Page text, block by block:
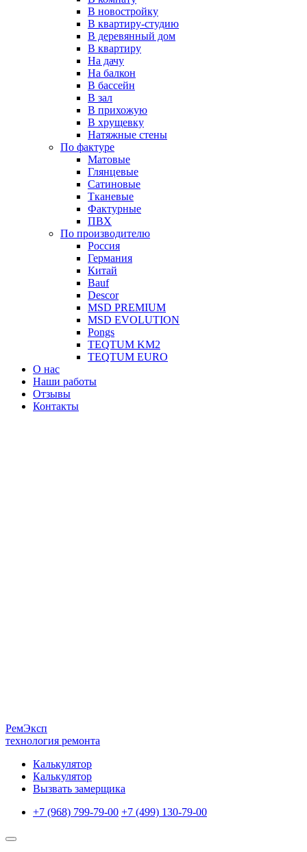
В новостройку
В квартиру-студию
В деревянный дом
В квартиру
На дачу
На балкон
В бассейн
В зал
В прихожую
В хрущевку
Натяжные стены
По фактуре
Матовые
Глянцевые
Сатиновые
Тканевые
Фактурные
ПВХ
По производителю
Россия
Германия
Китай
Вauf
Descor
MSD PREMIUM
MSD EVOLUTION
Pongs
TEQTUM KM2
TEQTUM EURO
О нас
Наши работы
Отзывы
Контакты
РемЭксп
технология ремонта
Калькулятор
Калькулятор
Вызвать замерщика
+7 (968) 799-79-00 +7 (499) 130-79-00